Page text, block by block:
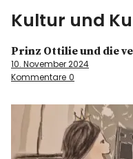
Kultur und
kultur & kunst
Spiele
Prinz Ottilie und die
10. November 2024
Kommentare 0